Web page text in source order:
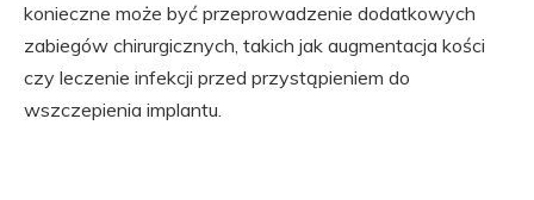
konieczne może być przeprowadzenie dodatkowych
zabiegów chirurgicznych, takich jak augmentacja kości
czy leczenie infekcji przed przystąpieniem do
wszczepienia implantu.